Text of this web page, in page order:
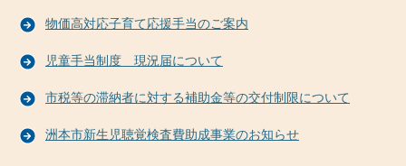
物価高対応子育て応援手当のご案内
児童手当制度 現況届について
市税等の滞納者に対する補助金等の交付制限について
洲本市新生児聴覚検査費助成事業のお知らせ